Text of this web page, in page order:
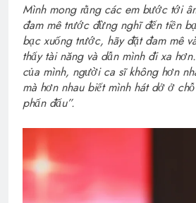
Mình mong rằng các em bước tới
đam mê trước đừng nghĩ đến tiền
bạc xuống trước, hãy đặt đam mê
thấy tài năng và dẫn mình đi xa
của mình, người ca sĩ không hơn
mà hơn nhau biết mình hát dở ở
phấn đấu”.